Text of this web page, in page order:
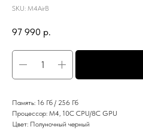
SKU: M4AirB
97 990 р.
Память: 16 Гб / 256 Гб
Процессор: M4, 10C CPU/8C GPU
Цвет: Полуночный черный